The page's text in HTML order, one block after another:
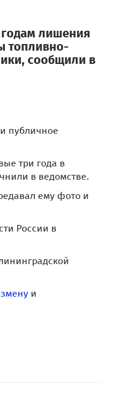
лишения
топливно-
сообщили в
публичное
три года в
в ведомстве.
ему фото и
России в
и